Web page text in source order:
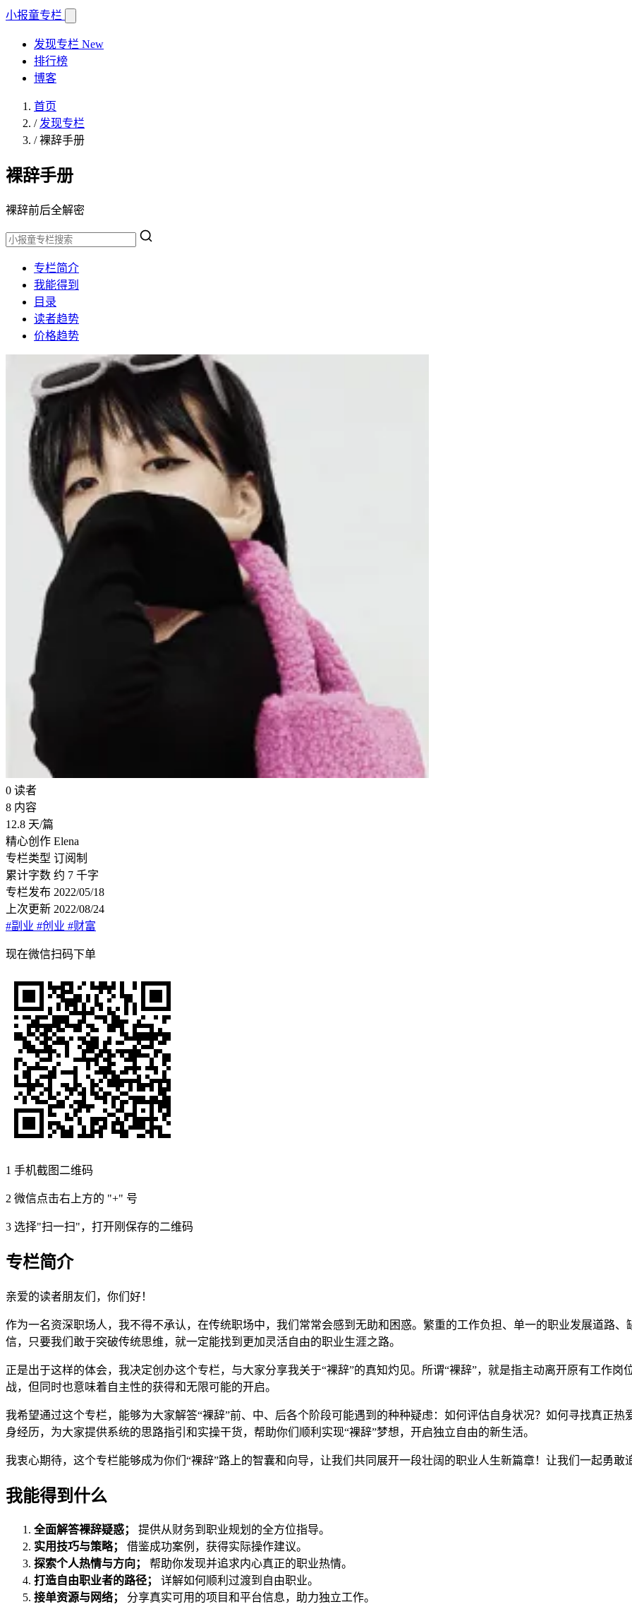
小报童专栏
发现专栏 New
排行榜
博客
首页
/ 发现专栏
/裸辞手册
裸辞手册
裸辞前后全解密
专栏简介
我能得到
目录
读者趋势
价格趋势
0 读者
8 内容
12.8 天/篇
精心创作 Elena
专栏类型 订阅制
累计字数 约 7 千字
专栏发布 2022/05/18
上次更新 2022/08/24
#副业 #创业 #财富
现在微信扫码下单
1 手机截图二维码
2 微信点击右上方的 "+" 号
3 选择"扫一扫"，打开刚保存的二维码
专栏简介
亲爱的读者朋友们，你们好！
作为一名资深职场人，我不得不承认，在传统职场中，我们常常会感到无助和困惑。繁重的工作负担、单一的职业发展道路
信，只要我们敢于突破传统思维，就一定能找到更加灵活自由的职业生涯之路。
正是出于这样的体会，我决定创办这个专栏，与大家分享我关于“裸辞”的真知灼见。所谓“裸辞”，就是指主动离开原有工作
战，但同时也意味着自主性的获得和无限可能的开启。
我希望通过这个专栏，能够为大家解答“裸辞”前、中、后各个阶段可能遇到的种种疑虑：如何评估自身状况？如何寻找真正
身经历，为大家提供系统的思路指引和实操干货，帮助你们顺利实现“裸辞”梦想，开启独立自由的新生活。
我衷心期待，这个专栏能够成为你们“裸辞”路上的智囊和向导，让我们共同展开一段壮阔的职业人生新篇章！让我们一起勇敢
我能得到什么
全面解答裸辞疑惑；
提供从财务到职业规划的全方位指导。
实用技巧与策略；
借鉴成功案例，获得实际操作建议。
探索个人热情与方向；
帮助你发现并追求内心真正的职业热情。
打造自由职业者的路径；
详解如何顺利过渡到自由职业。
接单资源与网络；
分享真实可用的项目和平台信息，助力独立工作。